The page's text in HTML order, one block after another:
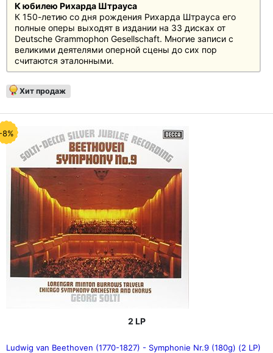
К юбилею Рихарда Штрауса
К 150-летию со дня рождения Рихарда Штрауса его
полные оперы выходят в издании на 33 дисках от
Deutsche Grammophon Gesellschaft. Многие записи с
великими деятелями оперной сцены до сих пор
считаются эталонными.
Хит продаж
8%
2 LP
Ludwig van Beethoven (1770-1827) - Symphonie Nr.9 (180g) (2 LP)